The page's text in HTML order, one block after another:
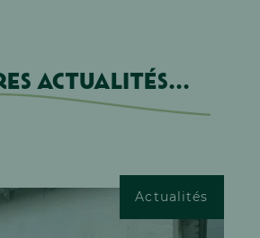
actualités...
Actualités